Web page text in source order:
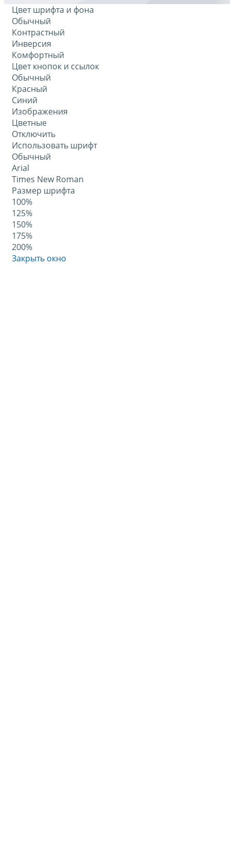
Цвет шрифта и фона
Обычный
Контрастный
Инверсия
Комфортный
Цвет кнопок и ссылок
Обычный
Красный
Синий
Изображения
Цветные
Отключить
Использовать шрифт
Обычный
Arial
Times New Roman
Размер шрифта
100%
125%
150%
175%
200%
Закрыть окно